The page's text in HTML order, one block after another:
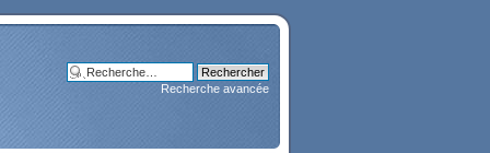
Recherche avancée